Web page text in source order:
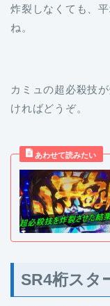
炸裂しなくても、
ね。
カミュの超必殺技
ければどうぞ。
SR4桁スタ